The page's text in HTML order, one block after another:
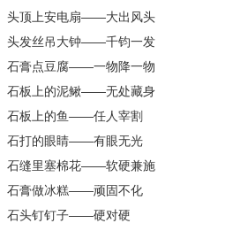
头顶上安电扇——大出风头
头发丝吊大钟——千钧一发
石膏点豆腐——一物降一物
石板上的泥鳅——无处藏身
石板上的鱼——任人宰割
石打的眼睛——有眼无光
石缝里塞棉花——软硬兼施
石膏做冰糕——顽固不化
石头钉钉子——硬对硬